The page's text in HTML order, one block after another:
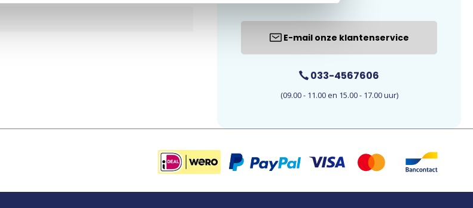
E-mail onze klantenservice
033-4567606
(09.00 - 11.00 en 15.00 - 17.00 uur)